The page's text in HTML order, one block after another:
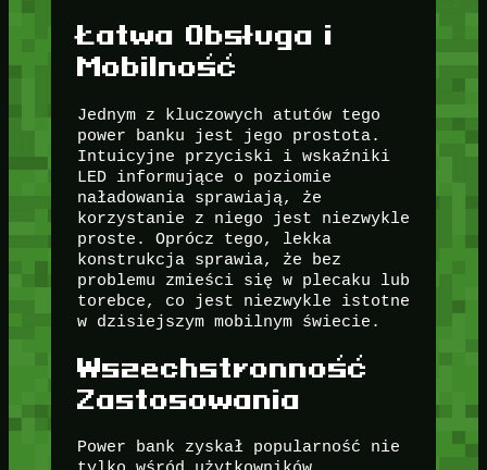
Łatwa Obsługa i
Mobilność
Jednym z kluczowych atutów tego
power banku jest jego prostota.
Intuicyjne przyciski i wskaźniki
LED informujące o poziomie
naładowania sprawiają, że
korzystanie z niego jest niezwykle
proste. Oprócz tego, lekka
konstrukcja sprawia, że bez
problemu zmieści się w plecaku lub
torebce, co jest niezwykle istotne
w dzisiejszym mobilnym świecie.
Wszechstronność
Zastosowania
Power bank zyskał popularność nie